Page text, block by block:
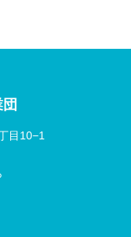
目10−1